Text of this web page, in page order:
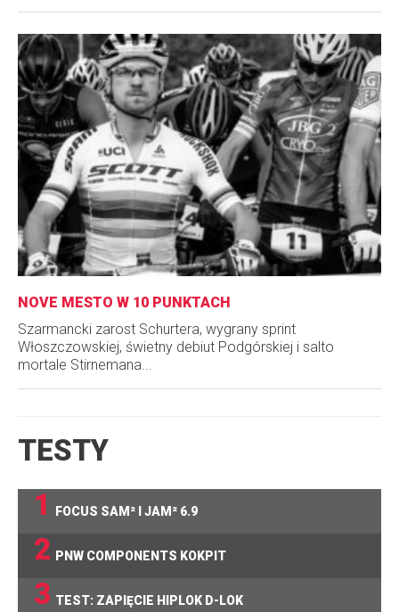
NOVE MESTO W 10 PUNKTACH
Szarmancki zarost Schurtera, wygrany sprint
Włoszczowskiej, świetny debiut Podgórskiej i salto
mortale Stirnemana...
TESTY
1
FOCUS SAM² I JAM² 6.9
2 PNW COMPONENTS KOKPIT
3 TEST: ZAPIĘCIE HIPLOK D-LOK